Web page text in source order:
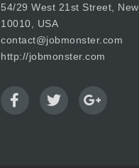
54/29 West 21st Street, New
10010, USA
contact@jobmonster.com
http://jobmonster.com